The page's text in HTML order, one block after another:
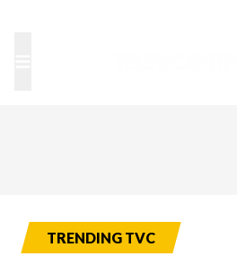
TRENDING TVC